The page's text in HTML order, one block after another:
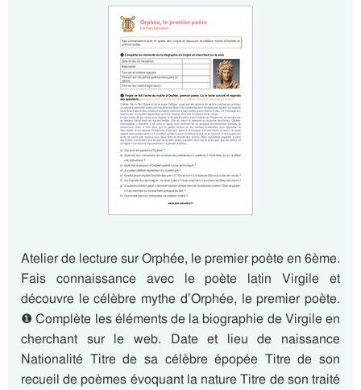
Atelier de lecture sur Orphée, le premier poète en 6ème.
Fais connaissance avec le poète latin Virgile et
découvre le célèbre mythe d’Orphée, le premier poète.
❶ Complète les éléments de la biographie de Virgile en
cherchant sur le web. Date et lieu de naissance
Nationalité Titre de sa célèbre épopée Titre de son
recueil de poèmes évoquant la nature Titre de son traité